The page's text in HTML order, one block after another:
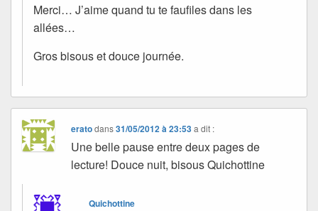
Merci… J’aime quand tu te faufiles dans les
allées…
Gros bisous et douce journée.
eratodans31/05/2012 à 23:53 a dit :
Une belle pause entre deux pages de
lecture! Douce nuit, bisous Quichottine
Quichottine